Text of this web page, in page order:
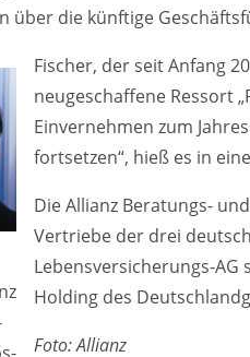
über die künftige
Fischer, der seit Anfang
neugeschaffene Ressort
Einvernehmen zum
fortsetzen“, hieß es in
Die Allianz Beratungs-
Vertriebe der drei
Lebensversicherungs-AG
Holding des
Foto: Allianz